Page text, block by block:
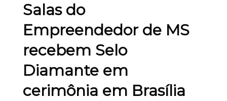
Salas do
Empreendedor de MS
recebem Selo
Diamante em
cerimônia em Brasília